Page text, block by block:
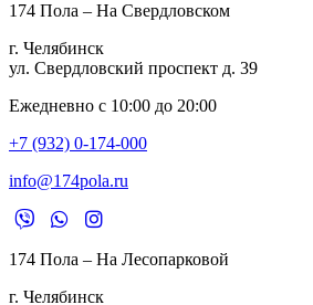
174 Пола – На Свердловском
г. Челябинск
ул. Свердловский проспект д. 39
Ежедневно с 10:00 до 20:00
+7 (932) 0-174-000
info@174pola.ru
174 Пола – На Лесопарковой
г. Челябинск